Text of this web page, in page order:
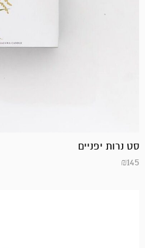
סט נרות יפניים
₪145